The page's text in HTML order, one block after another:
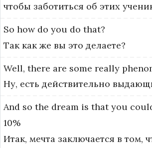
чтобы заботиться об этих
So how do you do that?
Так как же вы это делаете?
Well, there are some really
Ну, есть действительно
And so the dream is that you
10%
Итак, мечта заключается в том,